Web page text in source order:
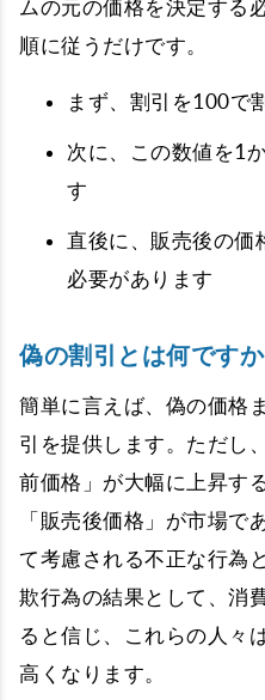
ムの元の価格を決定する
順に従うだけです。
まず、割引を100で
次に、この数値を1
す
直後に、販売後の価
必要があります
偽の割引とは何ですか
簡単に言えば、偽の価格
引を提供します。ただし
前価格」が大幅に上昇す
「販売後価格」が市場で
て考慮される不正な行為
欺行為の結果として、消
ると信じ、これらの人々
高くなります。